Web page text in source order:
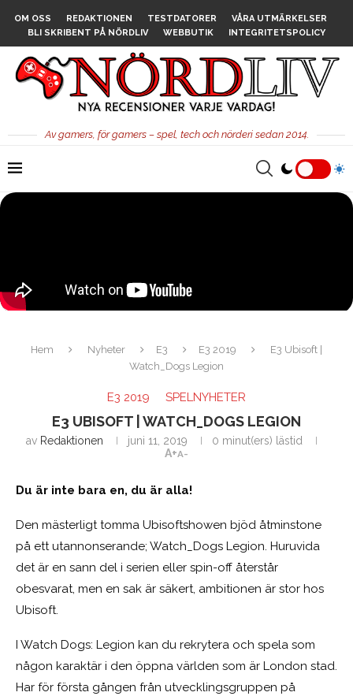
OM OSS REDAKTIONEN TESTDATORER
VÅRA UTMÄRKELSER
BLI SKRIBENT PÅ NÖRDLIV
WEBBUTIK INTEGRITETSPOLICY
Av gamers, för gamers – spel, tech och nörderi sedan 2014.
Hem Nyheter E3 E3 2019
E3 Ubisoft |
Watch_Dogs Legion
E3 2019 SPELNYHETER
E3 UBISOFT | WATCH_DOGS LEGION
av Redaktionen juni 11, 2019
0 minut(ers) lästid
A+A-
Du är inte bara en, du är alla!
Den mästerligt tomma Ubisoftshowen bjöd åtminstone
på ett utannonserande; Watch_Dogs Legion. Huruvida
det är en sann del i serien eller spin-off återstår
obesvarat, men en sak är säkert, ambitionen är stor hos
Ubisoft.
I Watch Dogs: Legion kan du rekrytera och spela som
någon karaktär i den öppna världen som är London stad.
Har för första gången från utvecklingsgruppen på